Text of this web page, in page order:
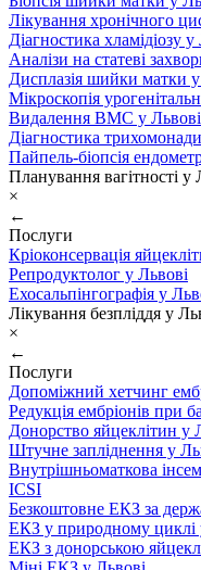
Лікування хронічного
Діагностика хламідіозу у
Аналізи на статеві
Дисплазія шийки матки у
Мікроскопія
Видалення ВМС у Львові
Діагностика
Пайпель-біопсія
Планування вагітності у
×
←
Послуги
Кріоконсервація
Репродуктолог у Львові
Ехосальпінгографія у
Лікування безпліддя у
×
←
Послуги
Допоміжний хетчинг
Редукція ембріонів при
Донорство яйцеклітин у
Штучне запліднення у
Внутрішньоматкова
ICSI
Безкоштовне ЕКЗ за
ЕКЗ у природному циклі
ЕКЗ з донорською